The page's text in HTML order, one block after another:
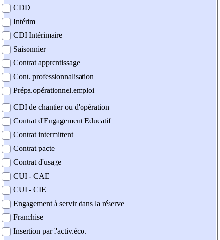
CDD
Intérim
CDI Intérimaire
Saisonnier
Contrat apprentissage
Cont. professionnalisation
Prépa.opérationnel.emploi
CDI de chantier ou d'opération
Contrat d'Engagement Educatif
Contrat intermittent
Contrat pacte
Contrat d'usage
CUI - CAE
CUI - CIE
Engagement à servir dans la réserve
Franchise
Insertion par l'activ.éco.